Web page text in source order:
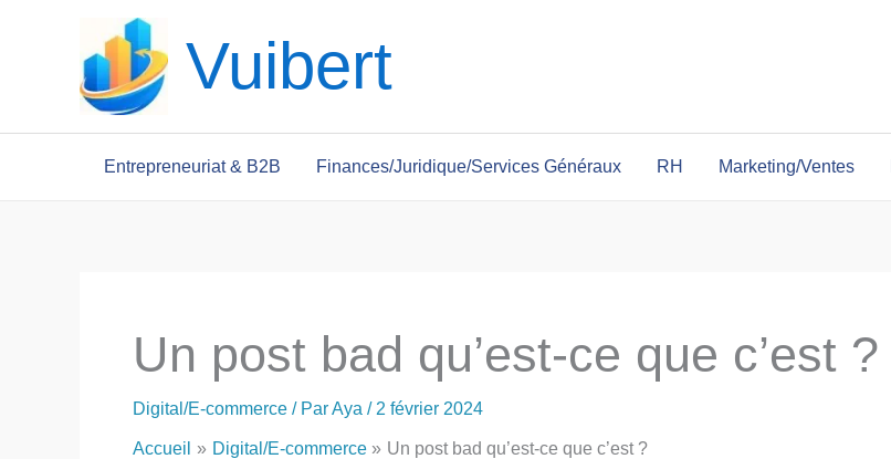
Vuibert
Entrepreneuriat & B2B Finances/Juridique/Services Généraux RH Marketing/Ventes
Un post bad qu’est-ce que c’est ?
Digital/E-commerce / ParAya / 2 février 2024
Accueil Digital/E-commerce Un post bad qu’est-ce que c’est ?